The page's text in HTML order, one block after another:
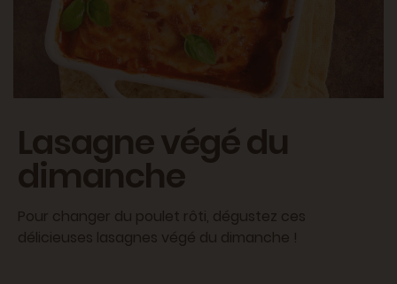
Lasagne végé du
dimanche
Pour changer du poulet rôti, dégustez ces
délicieuses lasagnes végé du dimanche !